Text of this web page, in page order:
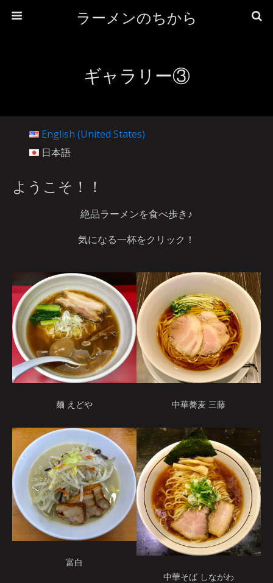
ラーメンのちから
ギャラリー③
English (United States)
日本語
ようこそ！！
絶品ラーメンを食べ歩き♪
気になる一杯をクリック！
麺 えどや 中華蕎麦 三藤
富白
中華そば しながわ